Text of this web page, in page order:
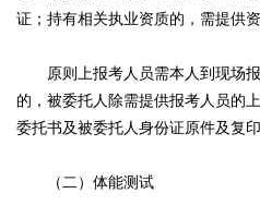
证；持有相关执业资质的，需提供资
原则上报考人员需本人到现场报
的，被委托人除需提供报考人员的
委托书及被委托人身份证原件及复印
（二）体能测试